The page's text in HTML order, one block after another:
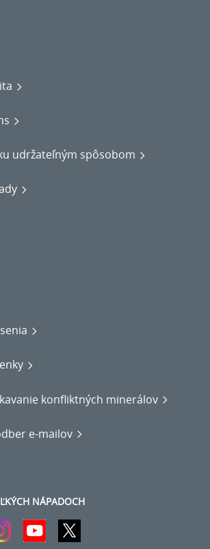
udržateľným spôsobom
konfliktných minerálov
e-mailov
NÁPADOCH